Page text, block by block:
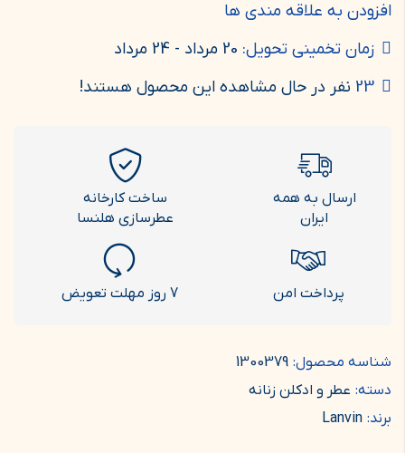
افزودن به علاقه مندی ها
زمان تخمینی تحویل: 20 مرداد - 24 مرداد
23 نفر در حال مشاهده این محصول هستند!
ارسال به همه
ایران
ساخت کارخانه
عطرسازی هلنسا
پرداخت امن 7 روز مهلت تعویض
شناسه محصول: 1300379
دسته: عطر و ادکلن زنانه
برند: Lanvin